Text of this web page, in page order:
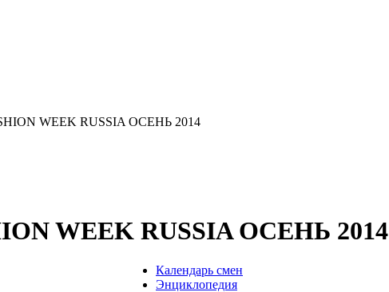
WEEK RUSSIA ОСЕНЬ 2014
WEEK RUSSIA ОСЕНЬ 2014
Календарь смен
Энциклопедия